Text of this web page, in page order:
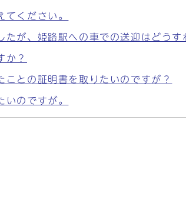
ください。
が、姫路駅への車での送迎はどうす
か？
との証明書を取りたいのですが？
のですが。